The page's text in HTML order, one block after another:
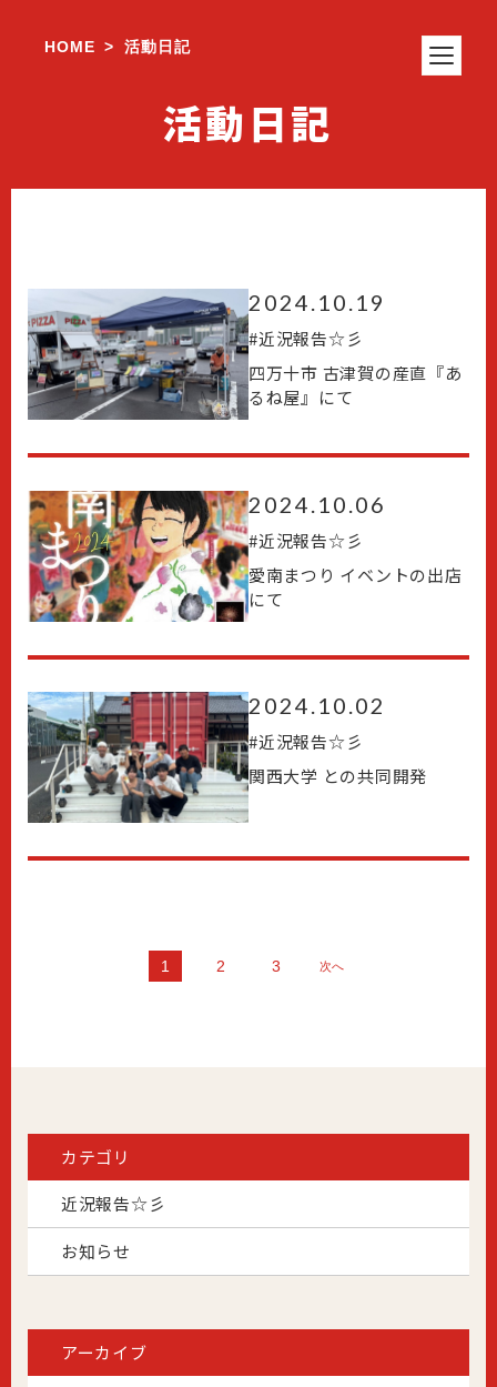
HOME > 活動日記
活動日記
2024.10.19
#近況報告☆彡
四万十市 古津賀の産直『あ
るね屋』にて
2024.10.06
#近況報告☆彡
愛南まつり イベントの出店
にて
2024.10.02
#近況報告☆彡
関西大学 との共同開発
1 2 3 次へ
カテゴリ
近況報告☆彡
お知らせ
アーカイブ